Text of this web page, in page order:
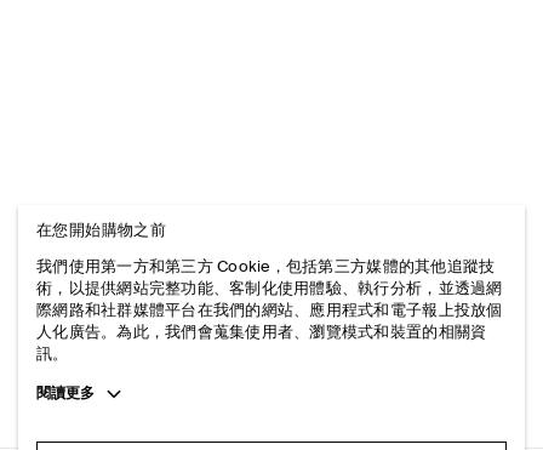
在您開始購物之前
我們使用第一方和第三方 Cookie，包括第三方媒體的其他追蹤技
術，以提供網站完整功能、客制化使用體驗、執行分析，並透過網
際網路和社群媒體平台在我們的網站、應用程式和電子報上投放個
人化廣告。為此，我們會蒐集使用者、瀏覽模式和裝置的相關資
訊。
Toggle
閱讀更多